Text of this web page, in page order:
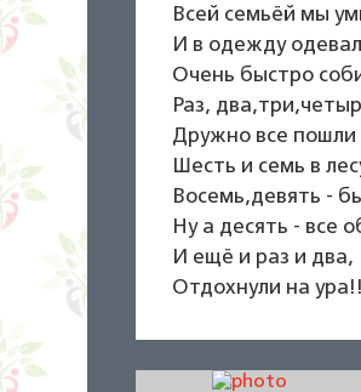
Всей семьёй мы
И в одежду
Очень быстро
Раз,
Дружно все пошли
Шесть и семь в
Восемь,девять -
Ну а десять - все
И ещё и раз и два,
Отдохнули на